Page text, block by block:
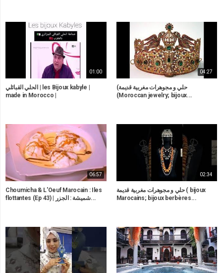
01:00
الحلي القبائلي | les Bijoux kabyle |
made in Morocco |
04:27
(حلي و مجوهرات مغربية قديمة
(Moroccan jewelry; bijoux...
06:57
Choumicha & L'Oeuf Marocain : Iles
flottantes (Ep 43) | شميشة : الجزر...
02:34
حلي و مجوهرات مغربية قديمة ( bijoux
Marocains; bijoux berbères...